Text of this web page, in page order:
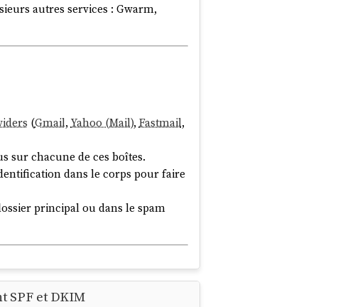
autres services : Gwarm,
(Gmail, Yahoo (Mail), Fastmail,
sur chacune de ces boîtes.
dans le corps pour faire
principal ou dans le spam
SPF et DKIM